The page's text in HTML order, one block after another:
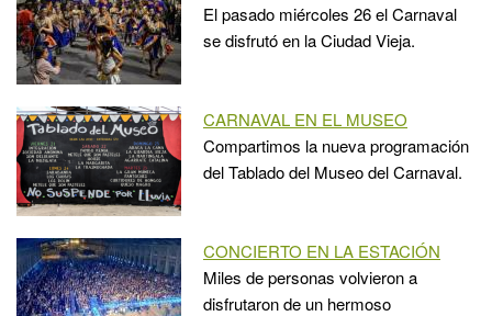
El pasado miércoles 26 el Carnaval
se disfrutó en la Ciudad Vieja.
CARNAVAL EN EL MUSEO
Compartimos la nueva programación
del Tablado del Museo del Carnaval.
CONCIERTO EN LA ESTACIÓN
Miles de personas volvieron a
disfrutaron de un hermoso